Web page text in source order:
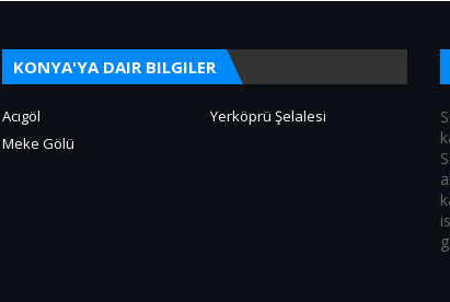
KONYA'YA DAIR BILGILER
Acıgöl
Yerköprü Şelalesi
Meke Gölü